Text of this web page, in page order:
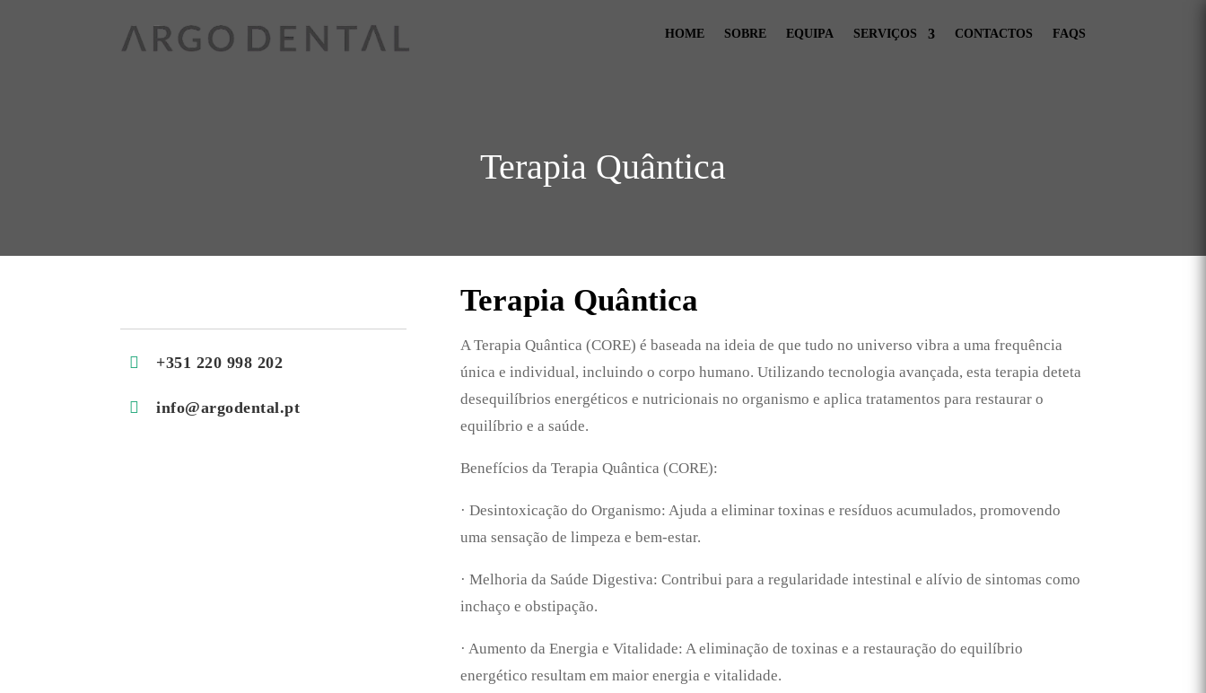
HOME SOBRE EQUIPA SERVIÇOS CONTACTOS FAQS
Terapia Quântica
+351 220 998 202
info@argodental.pt
Terapia Quântica
A Terapia Quântica (CORE) é baseada na ideia de que tudo no universo vibra a uma frequência
única e individual, incluindo o corpo humano. Utilizando tecnologia avançada, esta terapia deteta
desequilíbrios energéticos e nutricionais no organismo e aplica tratamentos para restaurar o
equilíbrio e a saúde.
Benefícios da Terapia Quântica (CORE):
· Desintoxicação do Organismo: Ajuda a eliminar toxinas e resíduos acumulados, promovendo
uma sensação de limpeza e bem-estar.
· Melhoria da Saúde Digestiva: Contribui para a regularidade intestinal e alívio de sintomas como
inchaço e obstipação.
· Aumento da Energia e Vitalidade: A eliminação de toxinas e a restauração do equilíbrio
energético resultam em maior energia e vitalidade.